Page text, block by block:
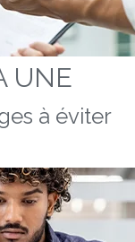
UNE
à éviter